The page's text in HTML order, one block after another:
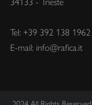
Tel: +39 392 138 1962
E-mail: info@rafica.it